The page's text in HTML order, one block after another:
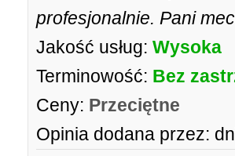
profesjonalnie. Pani
Jakość usług: Wysoka
Terminowość: Bez
Ceny: Przeciętne
Opinia dodana przez: